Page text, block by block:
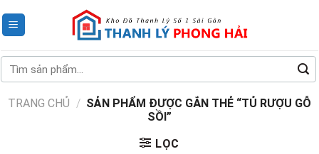
to
Tìm
kiếm:
TRANG CHỦ / SẢN PHẨM ĐƯỢC GẮN THẺ “TỦ RƯỢU GỖ
SỒI”
LỌC